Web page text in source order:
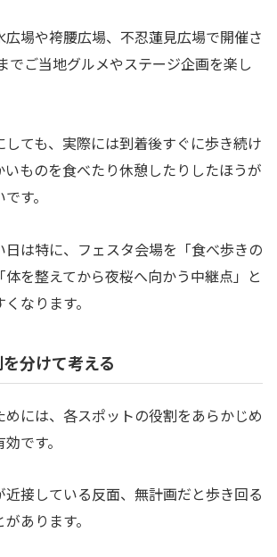
広場や袴腰広場、不忍蓮見広場で開催さ
でご当地グルメやステージ企画を楽し
ても、実際には到着後すぐに歩き続け
いものを食べたり休憩したりしたほうが
す。
は特に、フェスタ会場を「食べ歩きの
を整えてから夜桜へ向かう中継点」と
なります。
分けて考える
には、各スポットの役割をあらかじめ
です。
接している反面、無計画だと歩き回る
あります。